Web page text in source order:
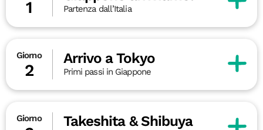
1 Partenza dall’Italia
Giorno
2
Arrivo a Tokyo
Primi passi in Giappone
Giorno Takeshita & Shibuya